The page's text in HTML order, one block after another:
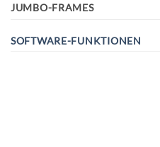
JUMBO-FRAMES
SOFTWARE-FUNKTIONEN